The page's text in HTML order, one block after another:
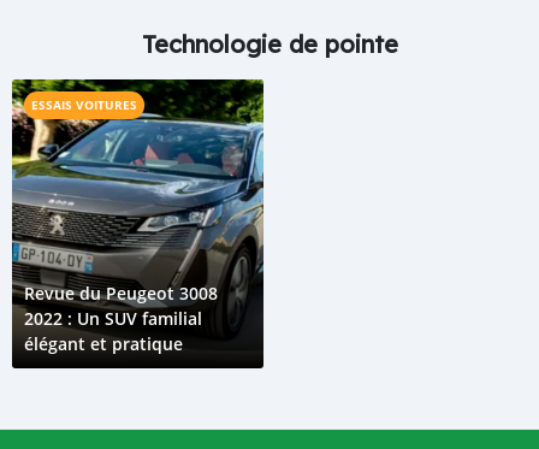
Technologie de pointe
ESSAIS VOITURES
Revue du Peugeot 3008
2022 : Un SUV familial
élégant et pratique